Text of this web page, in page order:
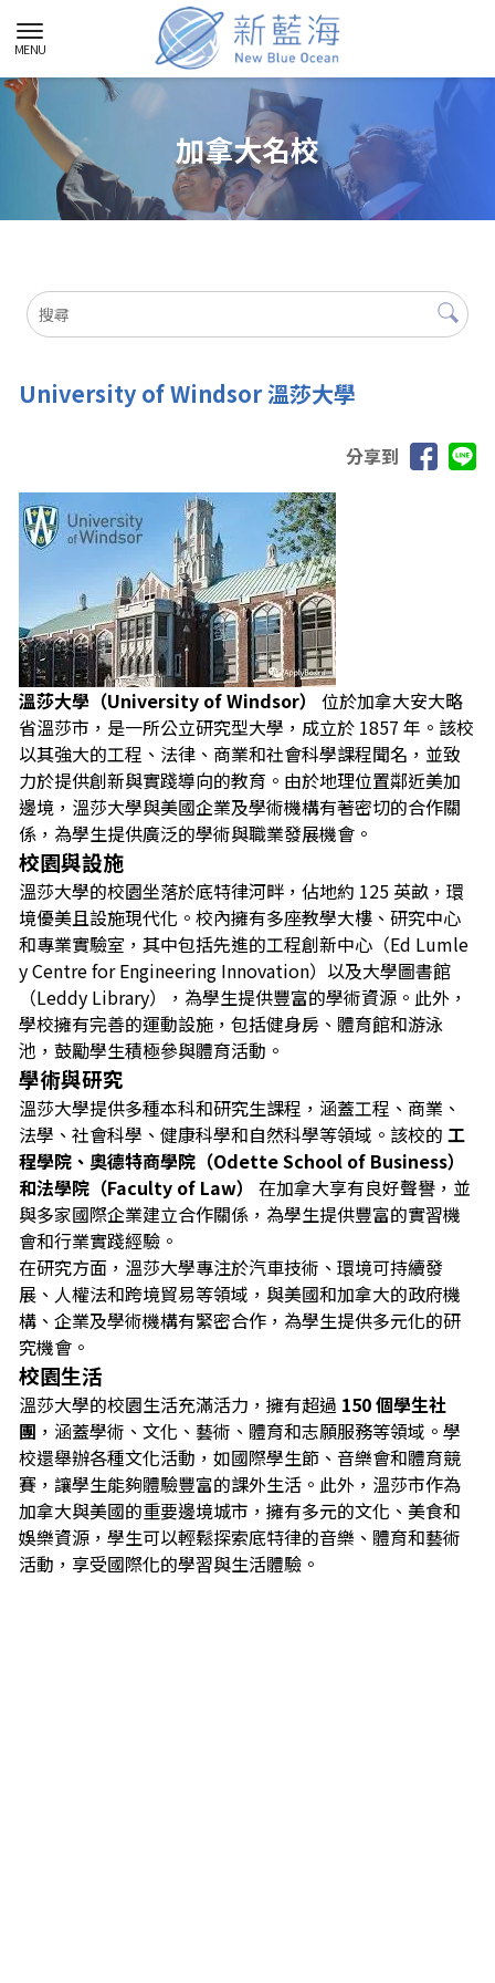
加拿大名校
University of Windsor 溫莎大學
分享到
溫莎大學（University of Windsor）
位於加拿大安大略
省溫莎市，是一所公立研究型大學，成立於 1857 年。該校
以其強大的工程、法律、商業和社會科學課程聞名，並致
力於提供創新與實踐導向的教育。由於地理位置鄰近美加
邊境，溫莎大學與美國企業及學術機構有著密切的合作關
係，為學生提供廣泛的學術與職業發展機會。
校園與設施
溫莎大學的校園坐落於底特律河畔，佔地約 125 英畝，環
境優美且設施現代化。校內擁有多座教學大樓、研究中心
和專業實驗室，其中包括先進的工程創新中心（Ed Lumle
y Centre for Engineering Innovation）以及大學圖書館
（Leddy Library），為學生提供豐富的學術資源。此外，
學校擁有完善的運動設施，包括健身房、體育館和游泳
池，鼓勵學生積極參與體育活動。
學術與研究
溫莎大學提供多種本科和研究生課程，涵蓋工程、商業、
法學、社會科學、健康科學和自然科學等領域。該校的 工
程學院、奧德特商學院（Odette School of Business）
和法學院（Faculty of Law）
在加拿大享有良好聲譽，並
與多家國際企業建立合作關係，為學生提供豐富的實習機
會和行業實踐經驗。
在研究方面，溫莎大學專注於汽車技術、環境可持續發
展、人權法和跨境貿易等領域，與美國和加拿大的政府機
構、企業及學術機構有緊密合作，為學生提供多元化的研
究機會。
校園生活
溫莎大學的校園生活充滿活力，擁有超過 150 個學生社
團 ，涵蓋學術、文化、藝術、體育和志願服務等領域。學
校還舉辦各種文化活動，如國際學生節、音樂會和體育競
賽，讓學生能夠體驗豐富的課外生活。此外，溫莎市作為
加拿大與美國的重要邊境城市，擁有多元的文化、美食和
娛樂資源，學生可以輕鬆探索底特律的音樂、體育和藝術
活動，享受國際化的學習與生活體驗。